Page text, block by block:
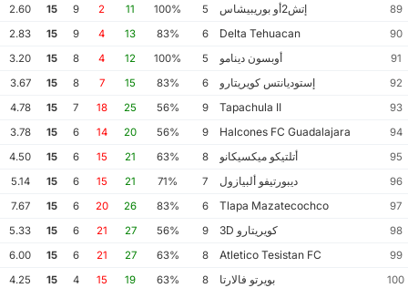
89
إتش2أو بوريبيشاس 5
100%
11
2
9
15
2.60
90
6
83%
13
4
9
15
2.83
91
أوبسون دينامو 5
100%
12
4
8
15
3.20
92
إستوديانتس كويريتارو 6
83%
15
7
8
15
3.67
93
9
56%
25
18
7
15
4.78
94
9
56%
20
14
6
15
3.78
95
أتلتيكو ميكسيكانو 8
63%
21
15
6
15
4.50
96
ديبورتيفو ألبيازول 7
71%
21
15
6
15
5.14
97
6
83%
26
20
6
15
7.67
98
كويريتارو 3D 9
56%
27
21
6
15
5.33
99
8
63%
27
21
6
15
6.00
100
بويرتو فالارتا 8
63%
19
15
4
15
4.25